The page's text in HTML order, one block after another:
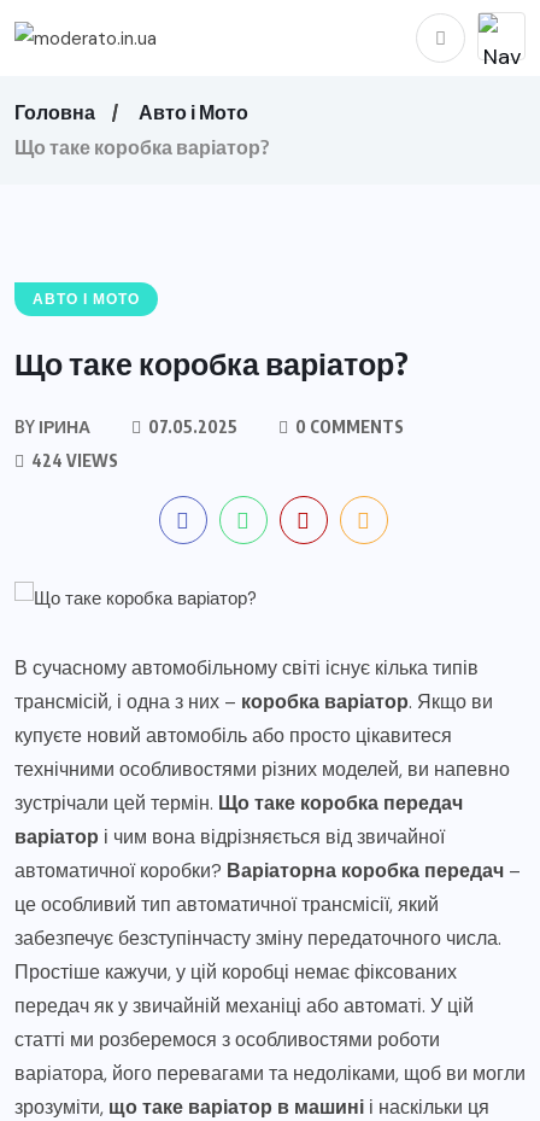
Головна
Авто і Мото
Що таке коробка варіатор?
АВТО І МОТО
Що таке коробка варіатор?
BY ІРИНА 07.05.2025
0 COMMENTS
424 VIEWS
В сучасному автомобільному світі існує кілька типів
трансмісій, і одна з них – коробка варіатор. Якщо ви
купуєте новий автомобіль або просто цікавитеся
технічними особливостями різних моделей, ви напевно
зустрічали цей термін. Що таке коробка передач
варіатор і чим вона відрізняється від звичайної
автоматичної коробки? Варіаторна коробка передач –
це особливий тип автоматичної трансмісії, який
забезпечує безступінчасту зміну передаточного числа.
Простіше кажучи, у цій коробці немає фіксованих
передач як у звичайній механіці або автоматі. У цій
статті ми розберемося з особливостями роботи
варіатора, його перевагами та недоліками, щоб ви могли
зрозуміти, що таке варіатор в машині і наскільки ця